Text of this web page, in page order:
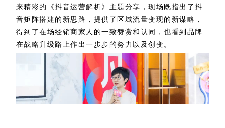
来精彩的《抖音运营解析》主题分享，现场既指出了抖
音矩阵搭建的新思路，提供了区域流量变现的新谋略，
得到了在场经销商家人的一致赞赏和认同，也看到品牌
在战略升级路上作出一步步的努力以及创变。